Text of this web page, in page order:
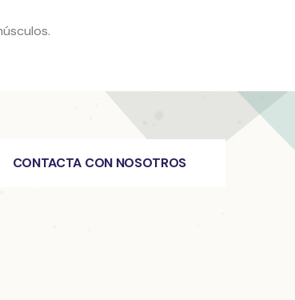
CONTACTA CON NOSOTROS